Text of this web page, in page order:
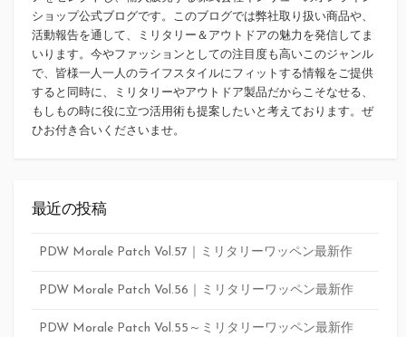
ショップ公式ブログです。このブログでは弊社取り扱い商品や、
活動報告を通して、ミリタリー＆アウトドアの魅力を発信してま
いります。今やファッションとしての注目度も高いこのジャンル
で、皆様一人一人のライフスタイルにフィットする情報をご提供
すると同時に、ミリタリーやアウトドア製品だからこそなせる、
もしもの時に役に立つ活用術も提案したいと考えております。ぜ
ひお付き合いくださいませ。
最近の投稿
PDW Morale Patch Vol.57｜ミリタリーワッペン最新作
PDW Morale Patch Vol.56｜ミリタリーワッペン最新作
PDW Morale Patch Vol.55～ミリタリーワッペン最新作